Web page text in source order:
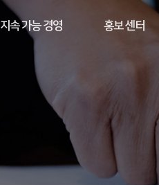
지속 가능 경영 홍보 센터